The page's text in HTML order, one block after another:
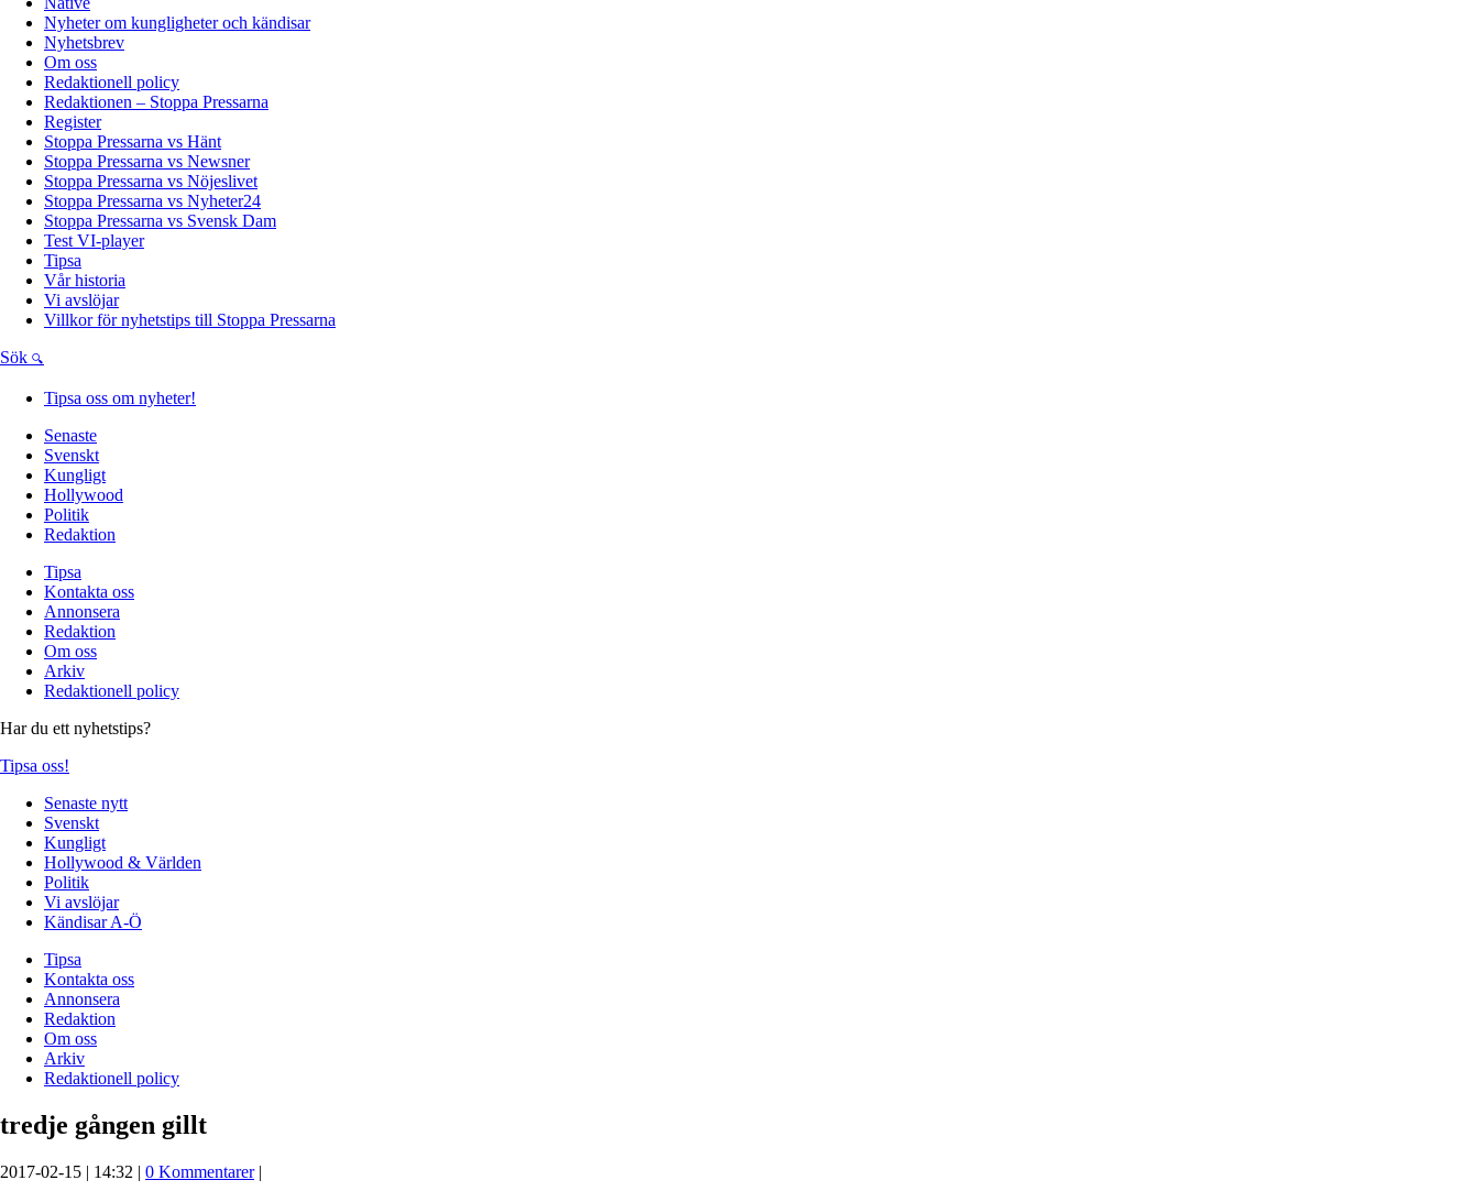
Nyheter om kungligheter och kändisar
Nyhetsbrev
Om oss
Redaktionell policy
Redaktionen – Stoppa Pressarna
Register
Stoppa Pressarna vs Hänt
Stoppa Pressarna vs Newsner
Stoppa Pressarna vs Nöjeslivet
Stoppa Pressarna vs Nyheter24
Stoppa Pressarna vs Svensk Dam
Test VI-player
Tipsa
Vår historia
Vi avslöjar
Villkor för nyhetstips till Stoppa Pressarna
Sök
Tipsa oss om nyheter!
Senaste
Svenskt
Kungligt
Hollywood
Politik
Redaktion
Tipsa
Kontakta oss
Annonsera
Redaktion
Om oss
Arkiv
Redaktionell policy
Har du ett nyhetstips?
Tipsa oss!
Senaste nytt
Svenskt
Kungligt
Hollywood & Världen
Politik
Vi avslöjar
Kändisar A-Ö
Tipsa
Kontakta oss
Annonsera
Redaktion
Om oss
Arkiv
Redaktionell policy
tredje gången gillt
2017-02-15 | 14:32 | 0 Kommentarer|